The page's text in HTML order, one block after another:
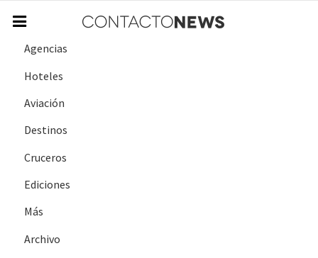
Agencias
Hoteles
Aviación
Destinos
Cruceros
Ediciones
Más
Archivo